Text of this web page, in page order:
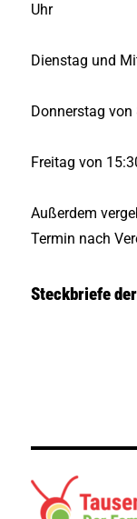
Uhr
Dienstag und
Donnerstag
Freitag von
Außerdem
Termin nach
Steckbriefe